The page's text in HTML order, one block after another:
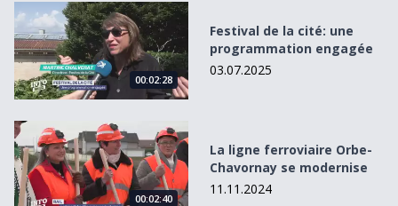
Festival de la cité: une programmation engagée
00:02:28
Festival de la cité: une
programmation engagée
03.07.2025
La ligne ferroviaire Orbe-Chavornay se modernise
00:02:40
La ligne ferroviaire Orbe-
Chavornay se modernise
11.11.2024